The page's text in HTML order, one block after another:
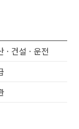
· 건설 · 운전